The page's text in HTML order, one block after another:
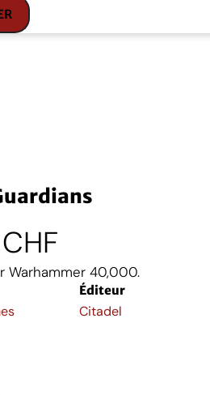
CHF
Warhammer 40,000.
Éditeur
Citadel